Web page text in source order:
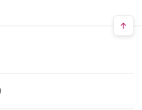
로가기
바로가기